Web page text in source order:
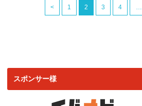
< 1 2 3 4 …
スポンサー様